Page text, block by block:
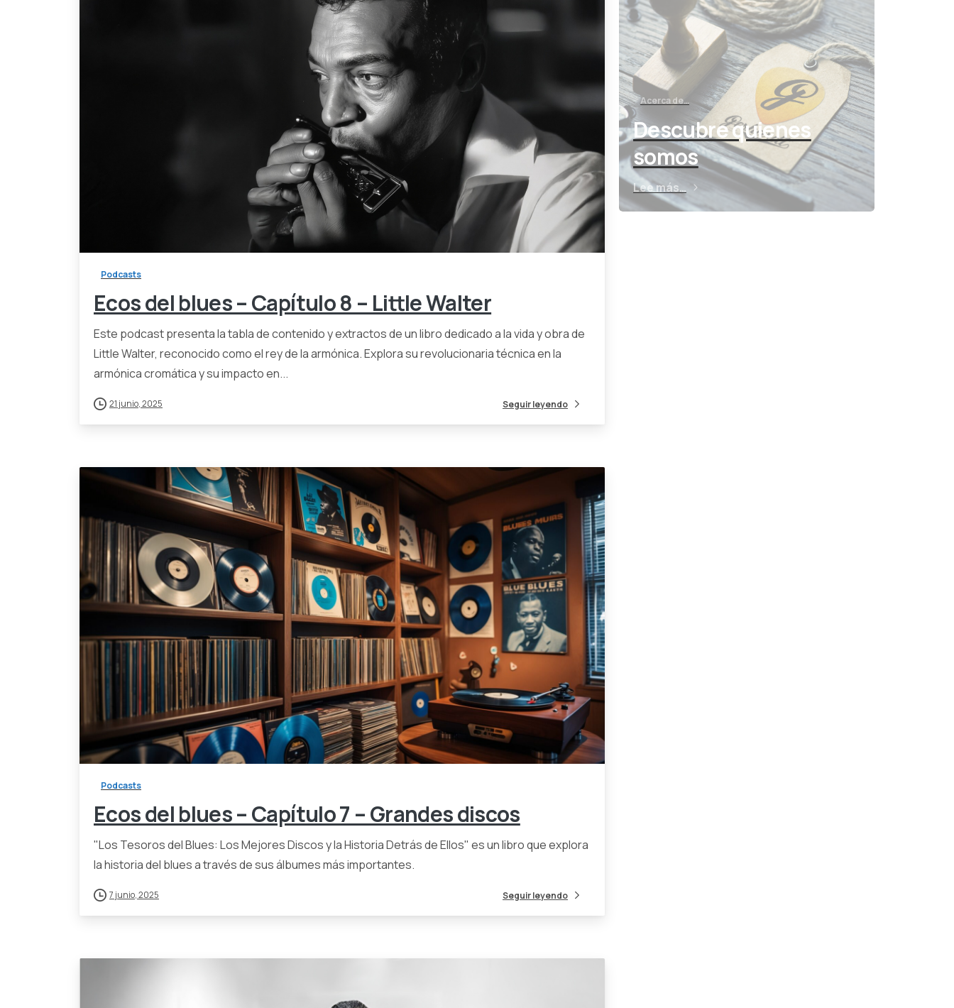
0 0
Podcasts
Ecos del blues – Capítulo 8 – Little Walter
Este podcast presenta la tabla de contenido y extractos de un libro dedicado a la vida y obra de
Little Walter, reconocido como el rey de la armónica. Explora su revolucionaria técnica en la
armónica cromática y su impacto en...
21 junio, 2025 Seguir leyendo
0
Podcasts
Ecos del blues – Capítulo 7 – Grandes discos
"Los Tesoros del Blues: Los Mejores Discos y la Historia Detrás de Ellos" es un libro que explora
la historia del blues a través de sus álbumes más importantes.
7 junio, 2025 Seguir leyendo
Acerca de…
Descubre quienes
somos
Lee más…